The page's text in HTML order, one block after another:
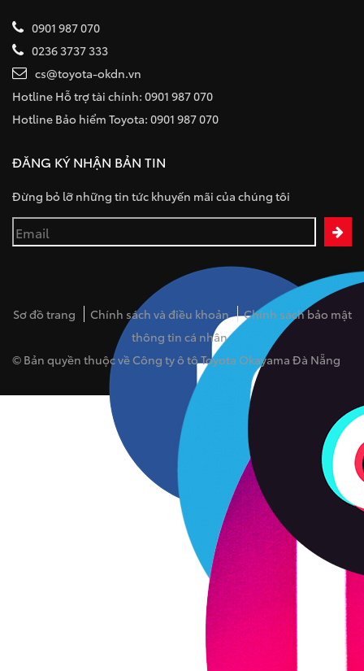
0901 987 070
0236 3737 333
cs@toyota-okdn.vn
Hotline Hỗ trợ tài chính: 0901 987 070
Hotline Bảo hiểm Toyota: 0901 987 070
ĐĂNG KÝ NHẬN BẢN TIN
Đừng bỏ lỡ những tin tức khuyến mãi của chúng tôi
Sơ đồ trang Chính sách và điều khoản
Chính sách bảo mật
thông tin cá nhân
© Bản quyền thuộc về Công ty ô tô Toyota Okayama Đà Nẵng